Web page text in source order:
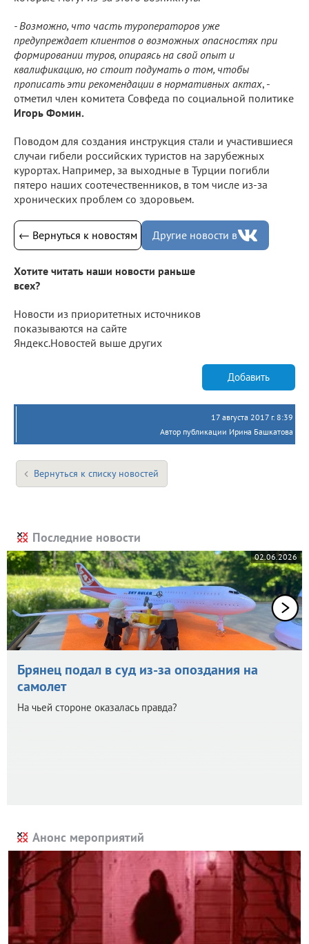
- Возможно, что часть туроператоров уже
предупреждает клиентов о возможных опасностях при
формировании туров, опираясь на свой опыт и
квалификацию, но стоит подумать о том, чтобы
прописать эти рекомендации в нормативных актах, -
отметил член комитета Совфеда по социальной политике
Игорь Фомин.
Поводом для создания инструкция стали и участившиеся
случаи гибели российских туристов на зарубежных
курортах. Например, за выходные в Турции погибли
пятеро наших соотечественников, в том числе из-за
хронических проблем со здоровьем.
← Вернуться к новостям Другие новости в
Хотите читать наши новости раньше
всех?
Новости из приоритетных источников
показываются на сайте
Яндекс.Новостей выше других
Добавить
17 августа 2017 г. 8:39
Автор публикации Ирина Башкатова
Вернуться к списку новостей
Последние новости
02.06.2026
Брянец подал в суд из-за опоздания на
самолет
На чьей стороне оказалась правда?
Анонс мероприятий